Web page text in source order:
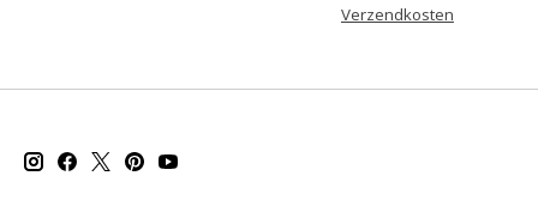
Verzendkosten